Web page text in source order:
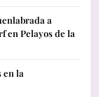
a
en Pelayos de la
en la